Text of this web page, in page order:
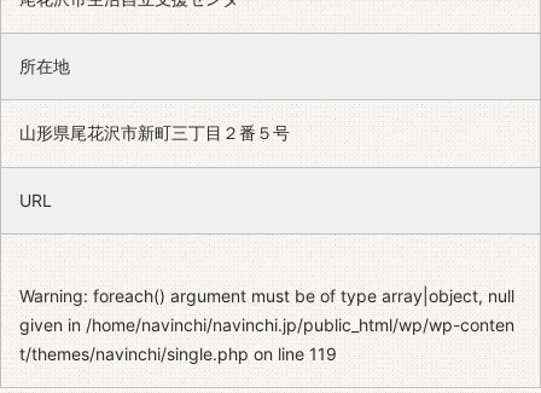
所在地
山形県尾花沢市新町三丁目２番５号
URL
Warning: foreach() argument must be of type array|object, null
given in/home/navinchi/navinchi.jp/public_html/wp/wp-conten
t/themes/navinchi/single.php on line119